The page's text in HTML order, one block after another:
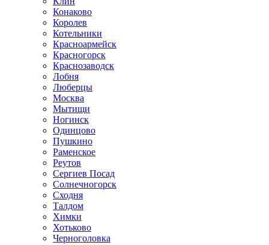
Конаково
Королев
Котельники
Красноармейск
Красногорск
Краснозаводск
Лобня
Люберцы
Москва
Мытищи
Ногинск
Одинцово
Пушкино
Раменское
Реутов
Сергиев Посад
Солнечногорск
Сходня
Талдом
Химки
Хотьково
Черноголовка